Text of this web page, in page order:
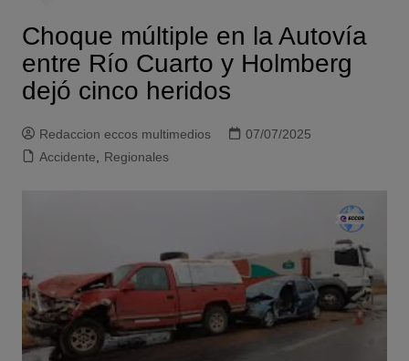
Choque múltiple en la Autovía
entre Río Cuarto y Holmberg
dejó cinco heridos
Redaccion eccos multimedios
07/07/2025
Accidente
Regionales